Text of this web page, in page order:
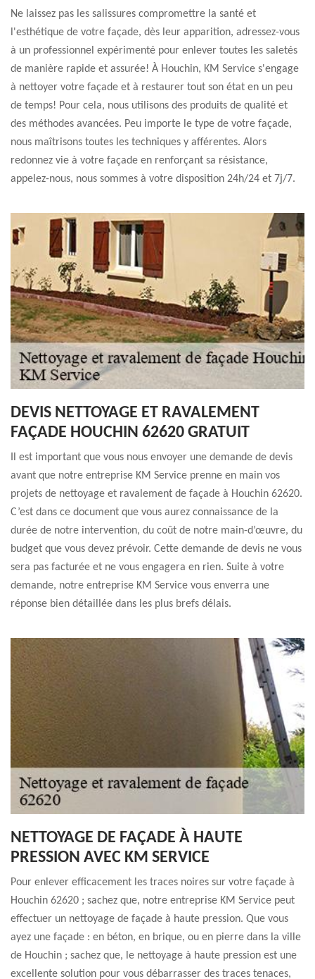
Ne laissez pas les salissures compromettre la santé et
l'esthétique de votre façade, dès leur apparition, adressez-vous
à un professionnel expérimenté pour enlever toutes les saletés
de manière rapide et assurée! À Houchin, KM Service s'engage
à nettoyer votre façade et à restaurer tout son état en un peu
de temps! Pour cela, nous utilisons des produits de qualité et
des méthodes avancées. Peu importe le type de votre façade,
nous maîtrisons toutes les techniques y afférentes. Alors
redonnez vie à votre façade en renforçant sa résistance,
appelez-nous, nous sommes à votre disposition 24h/24 et 7j/7.
DEVIS NETTOYAGE ET RAVALEMENT
FAÇADE HOUCHIN 62620 GRATUIT
Il est important que vous nous envoyer une demande de devis
avant que notre entreprise KM Service prenne en main vos
projets de nettoyage et ravalement de façade à Houchin 62620.
C’est dans ce document que vous aurez connaissance de la
durée de notre intervention, du coût de notre main-d’œuvre, du
budget que vous devez prévoir. Cette demande de devis ne vous
sera pas facturée et ne vous engagera en rien. Suite à votre
demande, notre entreprise KM Service vous enverra une
réponse bien détaillée dans les plus brefs délais.
NETTOYAGE DE FAÇADE À HAUTE
PRESSION AVEC KM SERVICE
Pour enlever efficacement les traces noires sur votre façade à
Houchin 62620 ; sachez que, notre entreprise KM Service peut
effectuer un nettoyage de façade à haute pression. Que vous
ayez une façade : en béton, en brique, ou en pierre dans la ville
de Houchin ; sachez que, le nettoyage à haute pression est une
excellente solution pour vous débarrasser des traces tenaces,